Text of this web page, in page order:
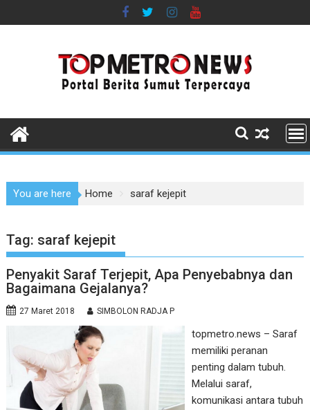
to
You are here Home saraf kejepit
Tag: saraf kejepit
Penyakit Saraf Terjepit, Apa Penyebabnya dan
Bagaimana Gejalanya?
27 Maret 2018 SIMBOLON RADJA P
topmetro.news – Saraf
memiliki peranan
penting dalam tubuh.
Melalui saraf,
komunikasi antara tubuh